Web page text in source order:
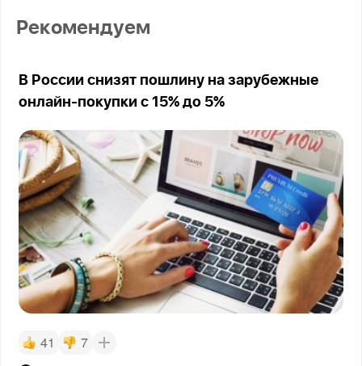
Рекомендуем
В России снизят пошлину на зарубежные
онлайн-покупки с 15% до 5%
41 7